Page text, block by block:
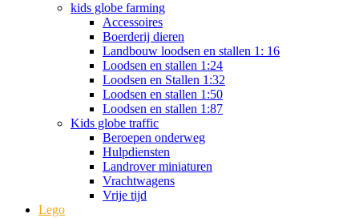
kids globe farming
Accessoires
Boerderij dieren
Landbouw loodsen en stallen 1: 16
Loodsen en stallen 1:24
Loodsen en Stallen 1:32
Loodsen en stallen 1:50
Loodsen en stallen 1:87
Kids globe traffic
Beroepen onderweg
Hulpdiensten
Landrover miniaturen
Vrachtwagens
Vrije tijd
Lego